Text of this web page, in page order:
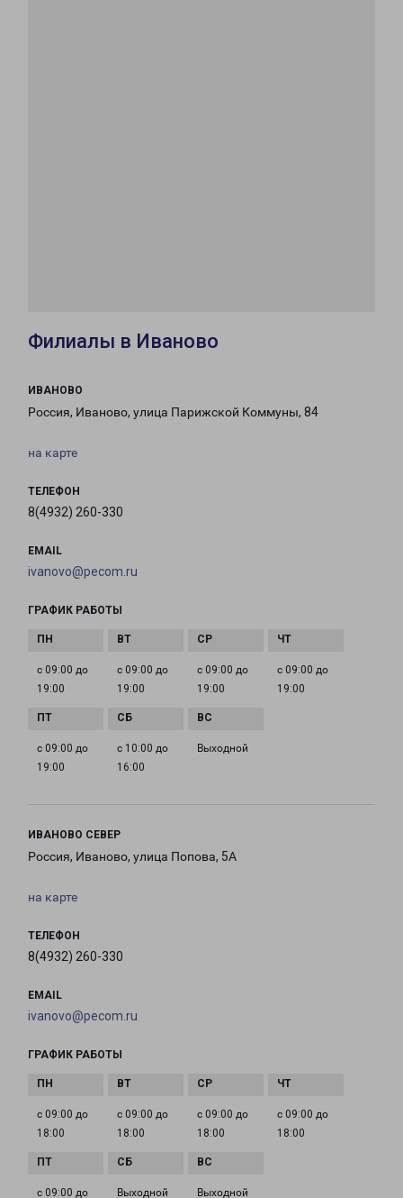
Филиалы в Иваново
ИВАНОВО
Россия, Иваново, улица Парижской Коммуны, 84
на карте
ТЕЛЕФОН
8(4932) 260-330
EMAIL
ivanovo@pecom.ru
ГРАФИК РАБОТЫ
с 09:00 до
19:00
с 09:00 до
19:00
с 09:00 до
19:00
с 09:00 до
19:00
с 09:00 до
19:00
с 10:00 до
16:00
Выходной
ИВАНОВО СЕВЕР
Россия, Иваново, улица Попова, 5А
на карте
ТЕЛЕФОН
8(4932) 260-330
EMAIL
ivanovo@pecom.ru
ГРАФИК РАБОТЫ
с 09:00 до
18:00
с 09:00 до
18:00
с 09:00 до
18:00
с 09:00 до
18:00
с 09:00 до Выходной Выходной